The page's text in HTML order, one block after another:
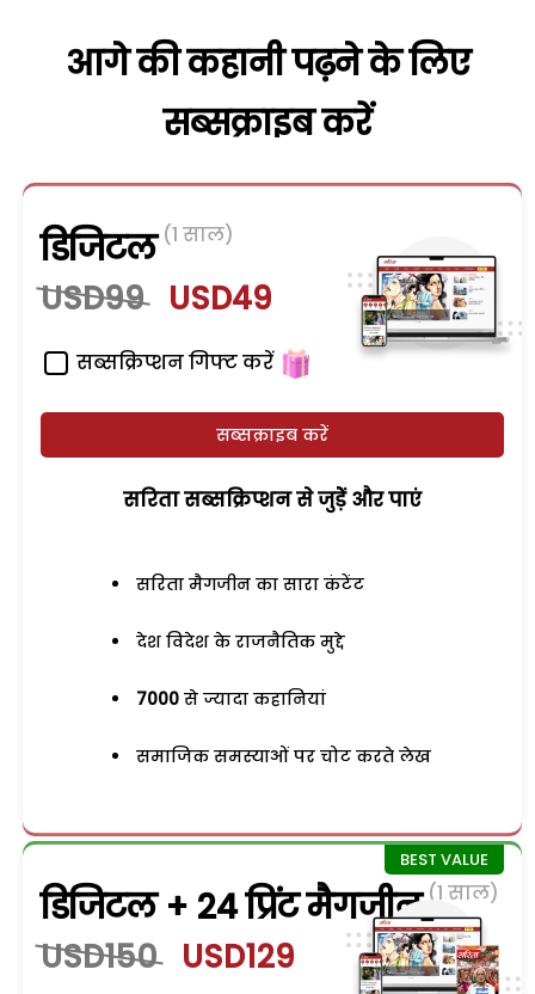
आगे की कहानी पढ़ने के लिए
सब्सक्राइब करें
डिजिटल (1 साल)
USD99 USD49
सब्सक्रिप्शन गिफ्ट करें
सब्सक्राइब करें
सरिता सब्सक्रिप्शन से जुड़ेें और पाएं
सरिता मैगजीन का सारा कंटेंट
देश विदेश के राजनैतिक मुद्दे
7000 से ज्यादा कहानियां
समाजिक समस्याओं पर चोट करते लेख
डिजिटल + 24 प्रिंट मैगजीन (1 साल)
USD150 USD129